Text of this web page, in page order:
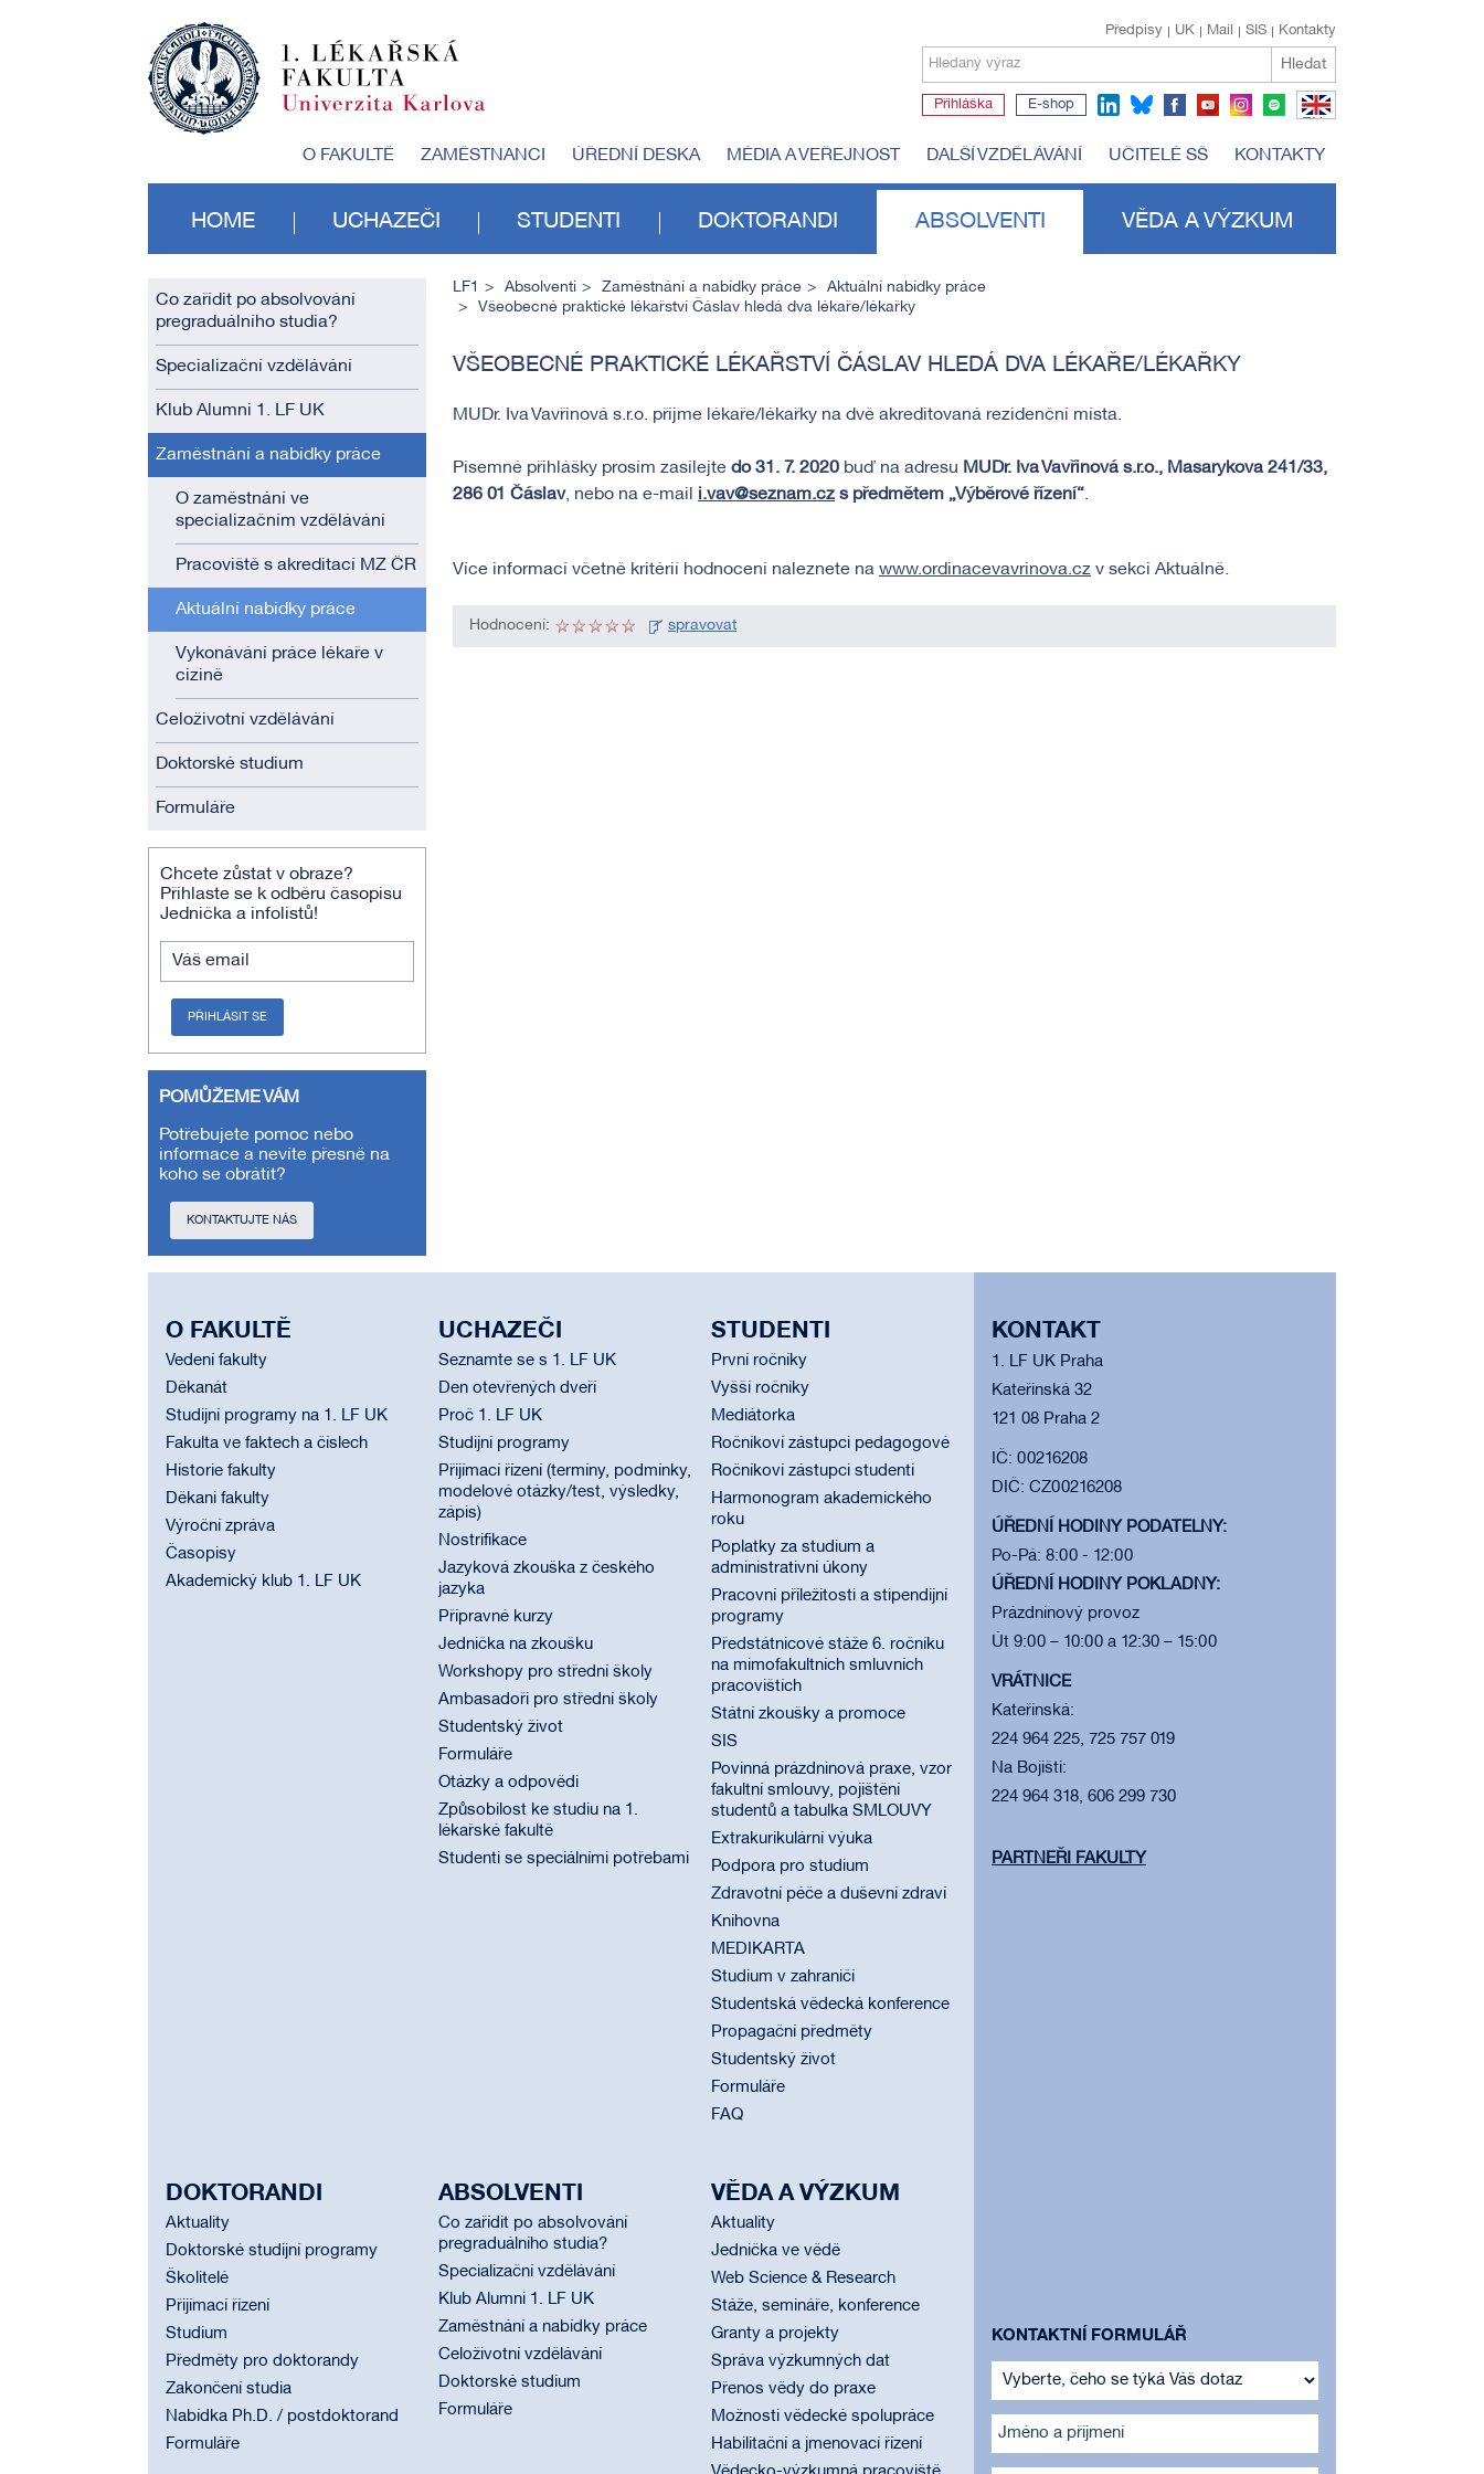
Kontakty
SIS
Mail
UK
Předpisy
Hledaný výraz Hledat
Přihláška E-shop
EN
O FAKULTĚ ZAMĚSTNANCI ÚŘEDNÍ DESKA MÉDIA A VEŘEJNOST DALŠÍ VZDĚLÁVÁNÍ UČITELÉ SŠ KONTAKTY
HOME UCHAZEČI STUDENTI DOKTORANDI ABSOLVENTI VĚDA A VÝZKUM
Co zařídit po absolvování
pregraduálního studia?
Specializační vzdělávání
Klub Alumni 1. LF UK
Zaměstnání a nabídky práce
O zaměstnání ve
specializačním vzdělávání
Pracoviště s akreditací MZ ČR
Aktuální nabídky práce
Vykonávání práce lékaře v
cizině
Celoživotní vzdělávání
Doktorské studium
Formuláře
Chcete zůstat v obraze?
Přihlaste se k odběru časopisu
Jednička a infolistů!
Váš email
PŘIHLÁSIT SE
POMŮŽEME VÁM
Potřebujete pomoc nebo
informace a nevíte přesně na
koho se obrátit?
KONTAKTUJTE NÁS
LF1 Absolventi Zaměstnání a nabídky práce
Aktuální nabídky práce
Všeobecné praktické lékařství Čáslav hledá dva lékaře/lékařky
VŠEOBECNÉ PRAKTICKÉ LÉKAŘSTVÍ ČÁSLAV HLEDÁ DVA LÉKAŘE/LÉKAŘKY
MUDr. Iva Vavřinová s.r.o. přijme lékaře/lékařky na dvě akreditovaná rezidenční místa.
Písemné přihlášky prosím zasílejte do 31. 7. 2020 buď na adresu MUDr. Iva Vavřinová s.r.o., Masarykova 241/33,
286 01 Čáslav, nebo na e-mail i.vav@seznam.cz s předmětem „Výběrové řízení“.
Více informací včetně kritérií hodnocení naleznete na www.ordinacevavrinova.cz v sekci Aktuálně.
Hodnocení: spravovat
O FAKULTĚ
Vedení fakulty
Děkanát
Studijní programy na 1. LF UK
Fakulta ve faktech a číslech
Historie fakulty
Děkani fakulty
Výroční zpráva
Časopisy
Akademický klub 1. LF UK
UCHAZEČI
Seznamte se s 1. LF UK
Den otevřených dveří
Proč 1. LF UK
Studijní programy
Přijímací řízení (termíny, podmínky,
modelové otázky/test, výsledky,
zápis)
Nostrifikace
Jazyková zkouška z českého
jazyka
Přípravné kurzy
Jednička na zkoušku
Workshopy pro střední školy
Ambasadoři pro střední školy
Studentský život
Formuláře
Otázky a odpovědi
Způsobilost ke studiu na 1.
lékařské fakultě
Studenti se speciálními potřebami
STUDENTI
První ročníky
Vyšší ročníky
Mediátorka
Ročníkoví zástupci pedagogové
Ročníkoví zástupci studenti
Harmonogram akademického
roku
Poplatky za studium a
administrativní úkony
Pracovní příležitosti a stipendijní
programy
Předstátnicové stáže 6. ročníku
na mimofakultních smluvních
pracovištích
Státní zkoušky a promoce
SIS
Povinná prázdninová praxe, vzor
fakultní smlouvy, pojištění
studentů a tabulka SMLOUVY
Extrakurikulární výuka
Podpora pro studium
Zdravotní péče a duševní zdraví
Knihovna
MEDIKARTA
Studium v zahraničí
Studentská vědecká konference
Propagační předměty
Studentský život
Formuláře
FAQ
DOKTORANDI
Aktuality
Doktorské studijní programy
Školitelé
Přijímací řízení
Studium
Předměty pro doktorandy
Zakončení studia
Nabídka Ph.D. / postdoktorand
Formuláře
ABSOLVENTI
Co zařídit po absolvování
pregraduálního studia?
Specializační vzdělávání
Klub Alumni 1. LF UK
Zaměstnání a nabídky práce
Celoživotní vzdělávání
Doktorské studium
Formuláře
VĚDA A VÝZKUM
Aktuality
Jednička ve vědě
Web Science & Research
Stáže, semináře, konference
Granty a projekty
Správa výzkumných dat
Přenos vědy do praxe
Možnosti vědecké spolupráce
Habilitační a jmenovací řízení
KONTAKT
1. LF UK Praha
Kateřinská 32
121 08 Praha 2
IČ: 00216208
DIČ: CZ00216208
ÚŘEDNÍ HODINY PODATELNY:
Po-Pá: 8:00 - 12:00
ÚŘEDNÍ HODINY POKLADNY:
Prázdninový provoz
Út 9:00 – 10:00 a 12:30 – 15:00
VRÁTNICE
Kateřinská:
224 964 225, 725 757 019
Na Bojišti:
224 964 318, 606 299 730
PARTNEŘI FAKULTY
KONTAKTNÍ FORMULÁŘ
Jméno a příjmení